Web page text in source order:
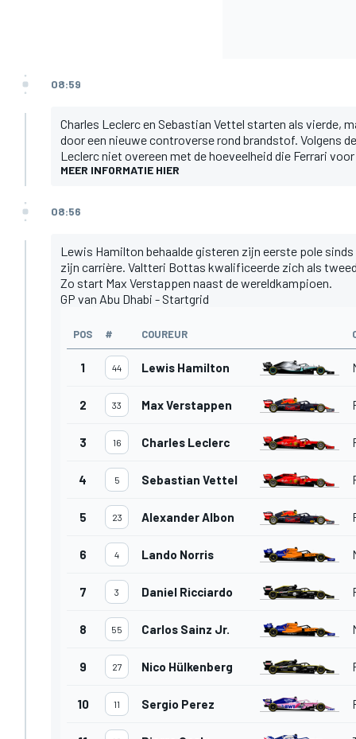
08:59
Charles Leclerc en Sebastian Vettel starten als vierde,
door een nieuwe controverse rond brandstof. Volgens
Leclerc niet overeen met de hoeveelheid die Ferrari
MEER INFORMATIE HIER
08:56
Lewis Hamilton behaalde gisteren zijn eerste pole
zijn carrière. Valtteri Bottas kwalificeerde zich als
Zo start Max Verstappen naast de wereldkampioen.
GP van Abu Dhabi - Startgrid
POS # COUREUR
1 44 Lewis Hamilton
2 33 Max Verstappen
3 16 Charles Leclerc
4 5 Sebastian Vettel
5 23 Alexander Albon
6 4 Lando Norris
7 3 Daniel Ricciardo
8 55 Carlos Sainz Jr.
9 27 Nico Hülkenberg
10 11 Sergio Perez